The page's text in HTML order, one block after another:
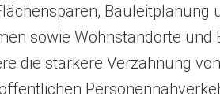
Bauleitplanung
sowie Wohnstandorte und
die stärkere Verzahnung